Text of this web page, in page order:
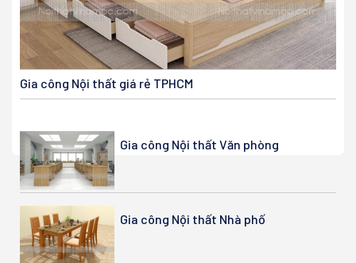
Gia công Nội thất giá rẻ TPHCM
Gia công Nội thất Văn phòng
Gia công Nội thất Nhà phố